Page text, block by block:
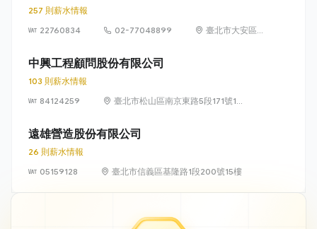
257 則薪水情報
22760834
02-77048899
臺北市大安區敦
中興工程顧問股份有限公司
103 則薪水情報
84124259
臺北市松山區南京東路5段171號14
遠雄營造股份有限公司
26 則薪水情報
05159128
臺北市信義區基隆路1段200號15樓